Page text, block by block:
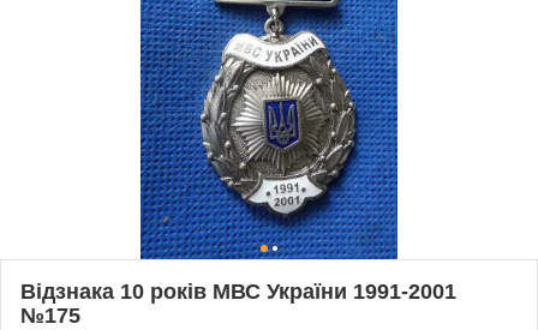
Відзнака 10 років МВС України 1991-2001
№175